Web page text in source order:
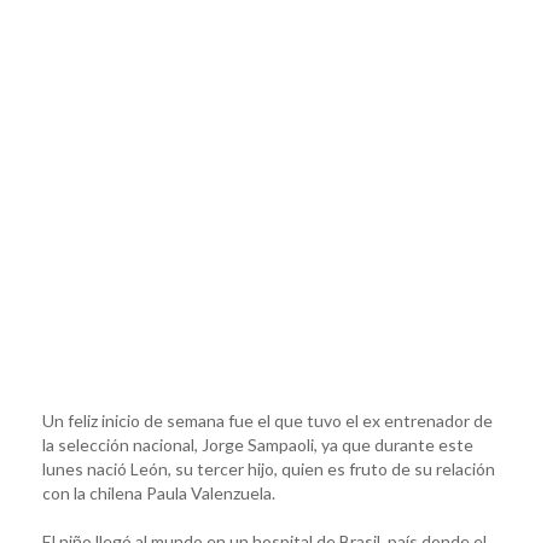
Un feliz inicio de semana fue el que tuvo el ex entrenador de
la selección nacional, Jorge Sampaoli, ya que durante este
lunes nació León, su tercer hijo, quien es fruto de su relación
con la chilena Paula Valenzuela.